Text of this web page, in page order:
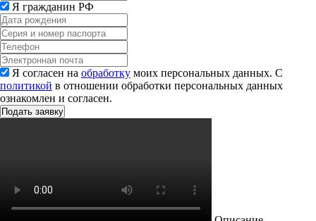
Я гражданин РФ
Я согласен на обработку моих персональных данных. С
политикой в отношении обработки персональных данных
ознакомлен и согласен.